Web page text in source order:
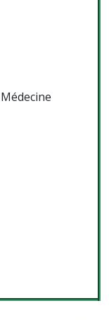
Médecine